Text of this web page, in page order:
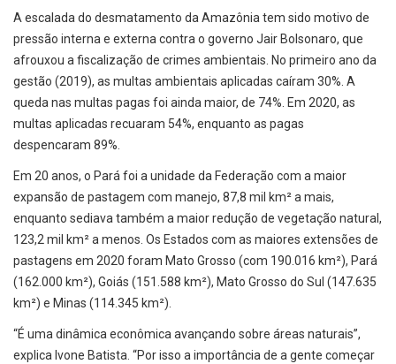
A escalada do desmatamento da Amazônia tem sido motivo de
pressão interna e externa contra o governo Jair Bolsonaro, que
afrouxou a fiscalização de crimes ambientais. No primeiro ano da
gestão (2019), as multas ambientais aplicadas caíram 30%. A
queda nas multas pagas foi ainda maior, de 74%. Em 2020, as
multas aplicadas recuaram 54%, enquanto as pagas
despencaram 89%.
Em 20 anos, o Pará foi a unidade da Federação com a maior
expansão de pastagem com manejo, 87,8 mil km² a mais,
enquanto sediava também a maior redução de vegetação natural,
123,2 mil km² a menos. Os Estados com as maiores extensões de
pastagens em 2020 foram Mato Grosso (com 190.016 km²), Pará
(162.000 km²), Goiás (151.588 km²), Mato Grosso do Sul (147.635
km²) e Minas (114.345 km²).
“É uma dinâmica econômica avançando sobre áreas naturais”,
explica Ivone Batista. “Por isso a importância de a gente começar